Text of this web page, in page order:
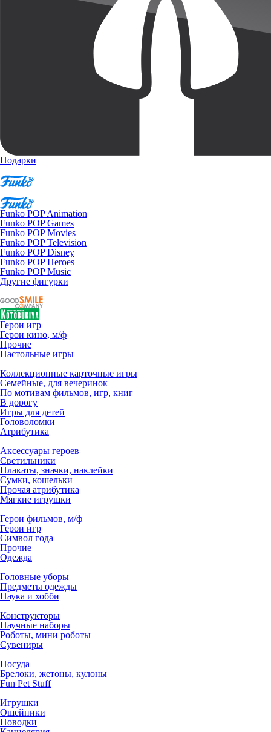
Подарки
Funko POP Animation
Funko POP Games
Funko POP Movies
Funko POP Television
Funko POP Disney
Funko POP Heroes
Funko POP Music
Другие фигурки
Герои игр
Герои кино, м/ф
Прочие
Настольные игры
Коллекционные карточные игры
Семейные, для вечеринок
По мотивам фильмов, игр, книг
В дорогу
Игры для детей
Головоломки
Атрибутика
Аксессуары героев
Светильники
Плакаты, значки, наклейки
Сумки, кошельки
Прочая атрибутика
Мягкие игрушки
Герои фильмов, м/ф
Герои игр
Символ года
Прочие
Одежда
Головные уборы
Предметы одежды
Наука и хобби
Конструкторы
Научные наборы
Роботы, мини роботы
Сувениры
Посуда
Брелоки, жетоны, кулоны
Fun Pet Stuff
Игрушки
Ошейники
Поводки